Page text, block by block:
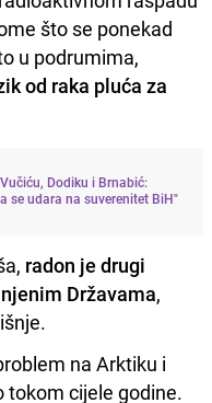
što se ponekad
u podrumima,
od raka pluća za
Dodiku i Brnabić:
se udara na suverenitet BiH"
radon je drugi
Državama,
na Arktiku i
tokom cijele godine.